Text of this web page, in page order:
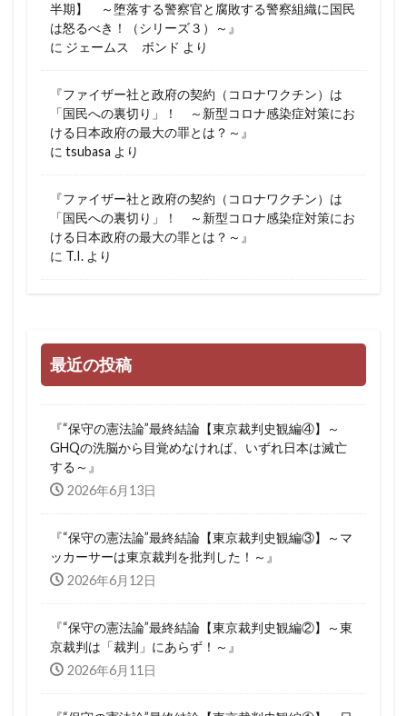
半期】 ～堕落する警察官と腐敗する警察組織に国民
は怒るべき！（シリーズ３）～』
に ジェームス ボンド より
『ファイザー社と政府の契約（コロナワクチン）は
「国民への裏切り」！ ～新型コロナ感染症対策にお
ける日本政府の最大の罪とは？～』
に tsubasa より
『ファイザー社と政府の契約（コロナワクチン）は
「国民への裏切り」！ ～新型コロナ感染症対策にお
ける日本政府の最大の罪とは？～』
に T.I. より
最近の投稿
『“保守の憲法論”最終結論【東京裁判史観編④】～
GHQの洗脳から目覚めなければ、いずれ日本は滅亡
する～』
2026年6月13日
『“保守の憲法論”最終結論【東京裁判史観編③】～マ
ッカーサーは東京裁判を批判した！～』
2026年6月12日
『“保守の憲法論”最終結論【東京裁判史観編②】～東
京裁判は「裁判」にあらず！～』
2026年6月11日